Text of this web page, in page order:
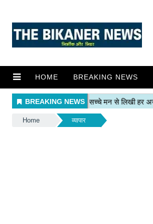
HOME BREAKING NEWS
Home व्यापार